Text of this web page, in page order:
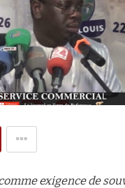
exigence de